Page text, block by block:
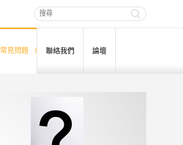
常見問題 聯絡我們 論壇